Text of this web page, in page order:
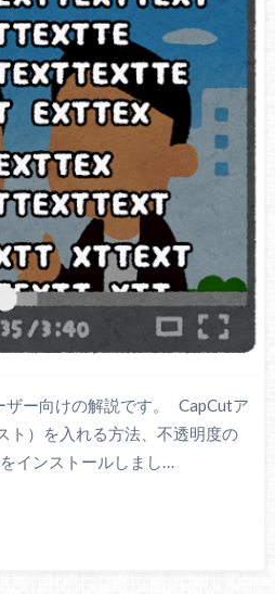
ザー向けの解説です。 CapCutア
ト）を入れる方法、不透明度の
インストールしまし…